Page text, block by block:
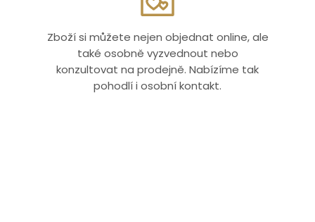
Zboží si můžete nejen objednat online, ale
také osobně vyzvednout nebo
konzultovat na prodejně. Nabízíme tak
pohodlí i osobní kontakt.